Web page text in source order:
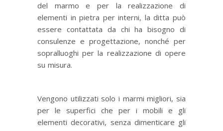
del marmo e per la realizzazione di
elementi in pietra per interni, la ditta può
essere contattata da chi ha bisogno di
consulenze e progettazione, nonché per
sopralluoghi per la realizzazione di opere
su misura.
Vengono utilizzati solo i marmi migliori, sia
per le superfici che per i mobili e gli
elementi decorativi, senza dimenticare gli